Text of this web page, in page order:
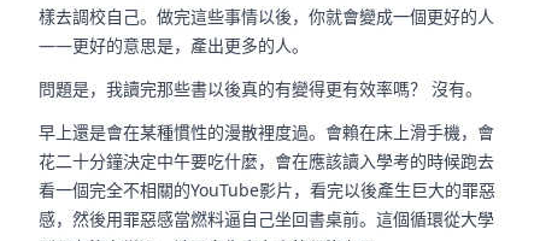
樣去調校自己。做完這些事情以後，你就會變成一個更好的人
——更好的意思是，產出更多的人。
問題是，我讀完那些書以後真的有變得更有效率嗎？ 沒有。
早上還是會在某種慣性的漫散裡度過。會賴在床上滑手機，會
花二十分鐘決定中午要吃什麼，會在應該讀入學考的時候跑去
看一個完全不相關的YouTube影片，看完以後產生巨大的罪惡
感，然後用罪惡感當燃料逼自己坐回書桌前。這個循環從大學